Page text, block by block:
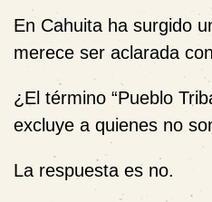
En Cahuita ha surgido
merece ser aclarada
¿El término “Pueblo
excluye a quienes no
La respuesta es no.